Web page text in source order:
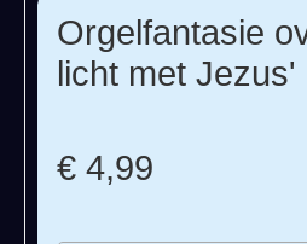
Orgelfantasie
licht met
€ 4,99